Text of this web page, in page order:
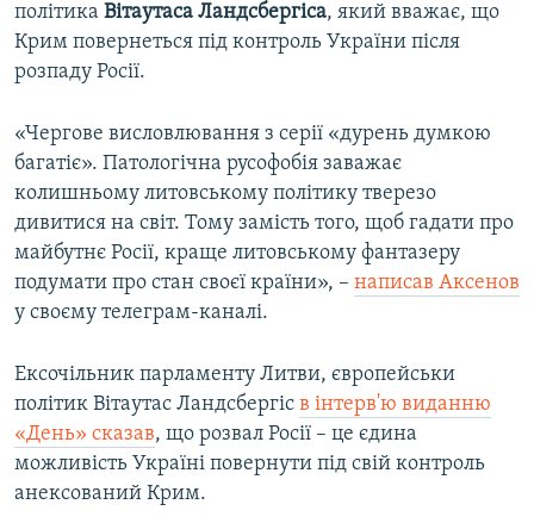
політика Вітаутаса Ландсбергіса, який вважає, що
Крим повернеться під контроль України після
розпаду Росії.
«Чергове висловлювання з серії «дурень думкою
багатіє». Патологічна русофобія заважає
колишньому литовському політику тверезо
дивитися на світ. Тому замість того, щоб гадати про
майбутнє Росії, краще литовському фантазеру
подумати про стан своєї країни», – написав Аксенов
у своєму телеграм-каналі.
Ексочільник парламенту Литви, європейськи
політик Вітаутас Ландсбергіс в інтерв'ю виданню
«День» сказав, що розвал Росії – це єдина
можливість Україні повернути під свій контроль
анексований Крим.